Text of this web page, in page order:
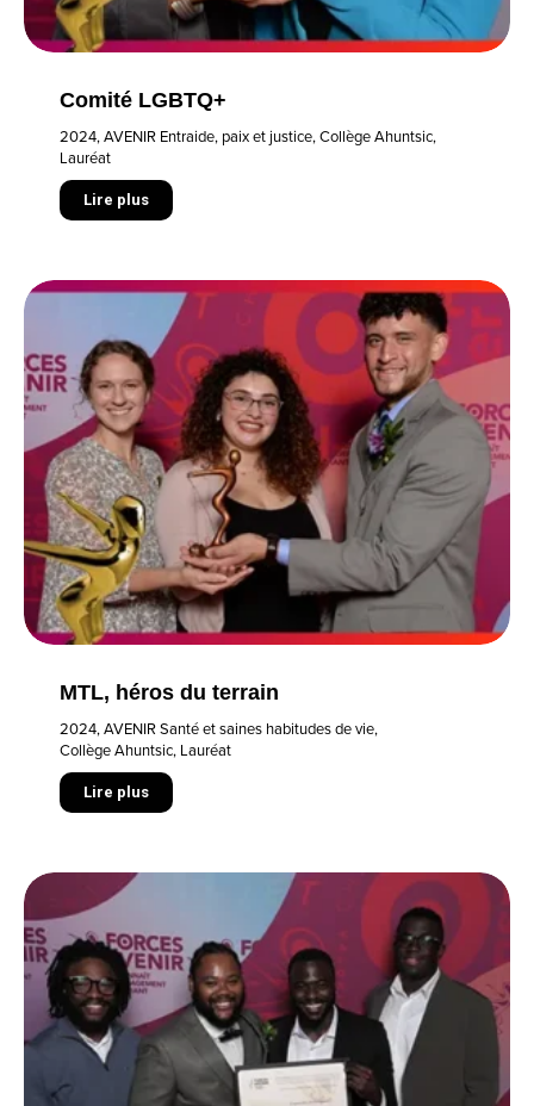
Comité LGBTQ+
2024,AVENIR Entraide, paix et justice,Collège Ahuntsic,
Lauréat
Lire plus
MTL, héros du terrain
2024,AVENIR Santé et saines habitudes de vie,
Collège Ahuntsic, Lauréat
Lire plus